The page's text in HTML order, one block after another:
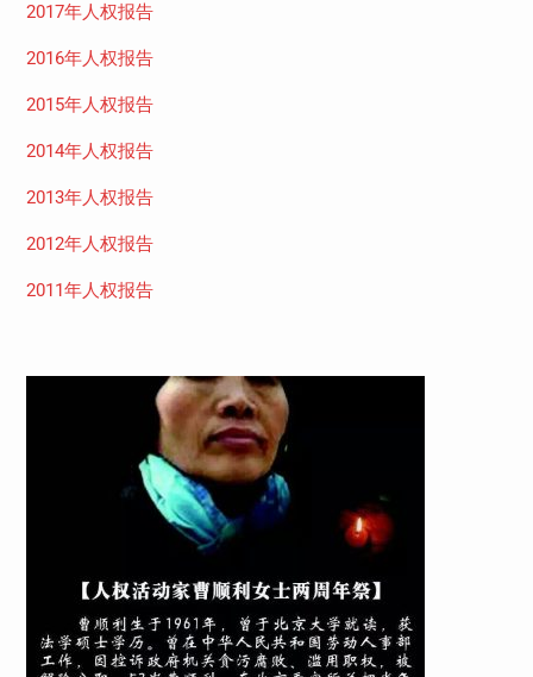
2017年人权报告
2016年人权报告
2015年人权报告
2014年人权报告
2013年人权报告
2012年人权报告
2011年人权报告